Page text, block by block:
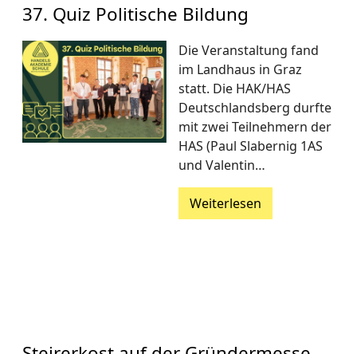
37. Quiz Politische Bildung
Die Veranstaltung fand
im Landhaus in Graz
statt. Die HAK/HAS
Deutschlandsberg durfte
mit zwei Teilnehmern der
HAS (Paul Slabernig 1AS
und Valentin…
Weiterlesen